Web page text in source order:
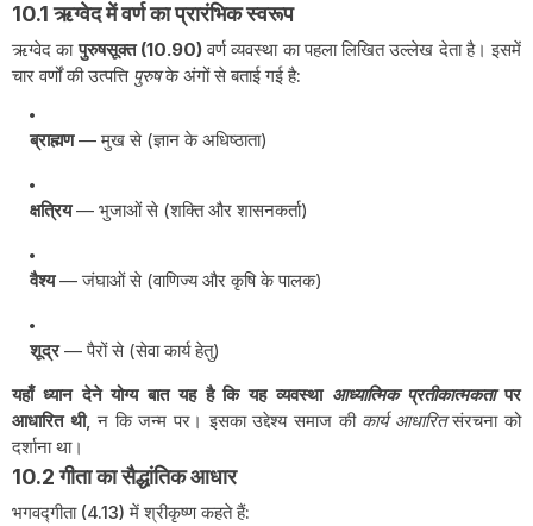
10.1 ऋग्वेद में वर्ण का प्रारंभिक स्वरूप
ऋग्वेद कापुरुषसूक्त (10.90)वर्ण व्यवस्था का पहला लिखित उल्लेख देता है। इसमें
चार वर्णों की उत्पत्ति पुरुषके अंगों से बताई गई है:
ब्राह्मण— मुख से (ज्ञान के अधिष्ठाता)
क्षत्रिय— भुजाओं से (शक्ति और शासनकर्ता)
वैश्य— जंघाओं से (वाणिज्य और कृषि के पालक)
शूद्र— पैरों से (सेवा कार्य हेतु)
यहाँ ध्यान देने योग्य बात यह है कि यह व्यवस्था आध्यात्मिक प्रतीकात्मकतापर
आधारित थी, न कि जन्म पर। इसका उद्देश्य समाज की कार्य आधारितसंरचना को
दर्शाना था।
10.2 गीता का सैद्धांतिक आधार
भगवद्गीता (4.13) में श्रीकृष्ण कहते हैं: